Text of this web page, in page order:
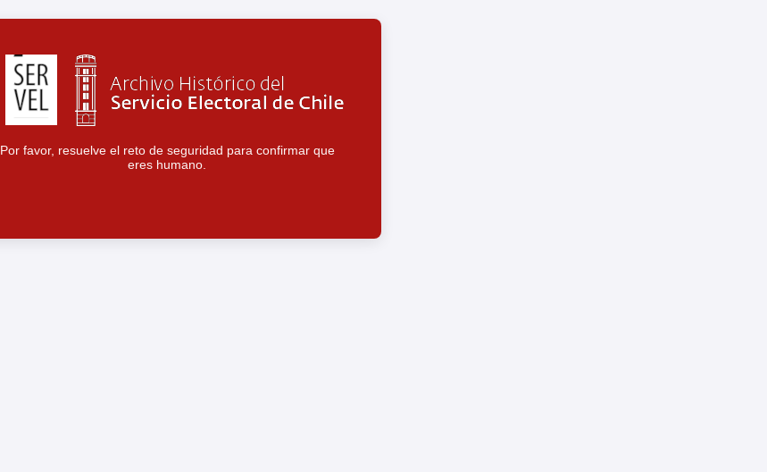
Por favor, resuelve el reto de seguridad para confirmar que
eres humano.